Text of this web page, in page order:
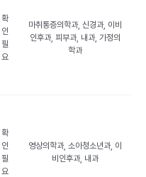
확
인
필
요
마취통증의학과, 신경과, 이비
인후과, 피부과, 내과, 가정의
학과
확
인
필
요
영상의학과, 소아청소년과, 이
비인후과, 내과